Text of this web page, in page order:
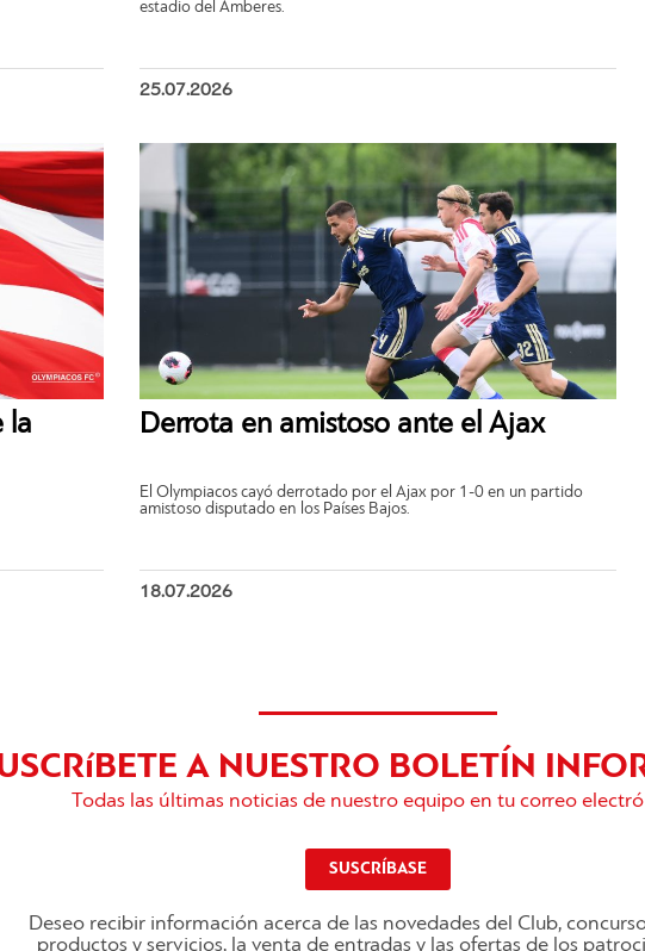
estadio del Amberes.
25.07.2026
la
Derrota en amistoso ante el Ajax
El Olympiacos cayó derrotado por el Ajax por 1-0 en un partido
amistoso disputado en los Países Bajos.
18.07.2026
A NUESTRO BOLETÍN
Todas las últimas noticias de nuestro equipo en tu correo
SUSCRÍBASE
Deseo recibir información acerca de las novedades del Club,
productos y servicios, la venta de entradas y las ofertas de los